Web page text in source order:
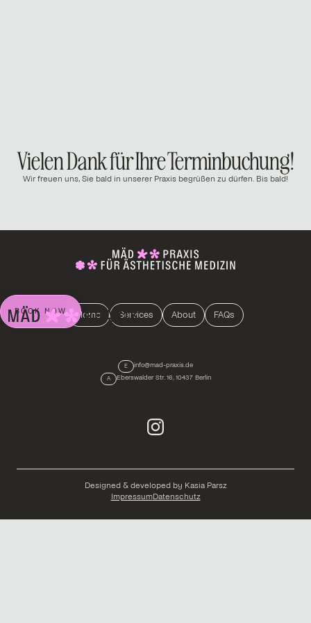
BOOK NOW
Vielen Dank für Ihre Terminbuchung!
Wir freuen uns, Sie bald in unserer Praxis begrüßen zu dürfen. Bis bald!
Home Services About FAQs
E info@mad-praxis.de
A Eberswalder Str. 16, 10437 Berlin
ImpressumDatenschutz
Designed & developed by Kasia Parsz